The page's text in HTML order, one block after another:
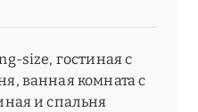
size, гостиная с
ванная комната с
и спальня